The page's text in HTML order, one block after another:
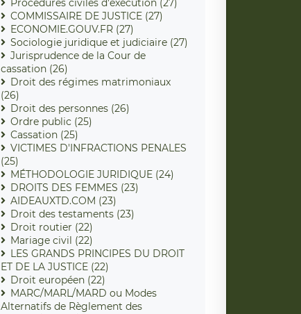
Procédures civiles d'exécution (27)
COMMISSAIRE DE JUSTICE (27)
ECONOMIE.GOUV.FR (27)
Sociologie juridique et judiciaire (27)
Jurisprudence de la Cour de
cassation (26)
Droit des régimes matrimoniaux
(26)
Droit des personnes (26)
Ordre public (25)
Cassation (25)
VICTIMES D'INFRACTIONS PENALES
(25)
MÉTHODOLOGIE JURIDIQUE (24)
DROITS DES FEMMES (23)
AIDEAUXTD.COM (23)
Droit des testaments (23)
Droit routier (22)
Mariage civil (22)
LES GRANDS PRINCIPES DU DROIT
ET DE LA JUSTICE (22)
Droit européen (22)
MARC/MARL/MARD ou Modes
Alternatifs de Règlement des